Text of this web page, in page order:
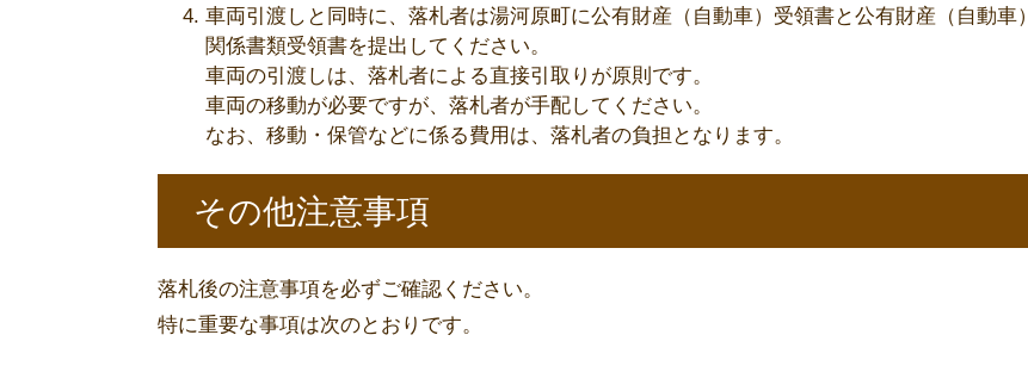
車両引渡しと同時に、落札者は湯河原町に公有財産（自動車）受領書と公有財産（自動車）
関係書類受領書を提出してください。
車両の引渡しは、落札者による直接引取りが原則です。
車両の移動が必要ですが、落札者が手配してください。
なお、移動・保管などに係る費用は、落札者の負担となります。
その他注意事項
落札後の注意事項を必ずご確認ください。
特に重要な事項は次のとおりです。